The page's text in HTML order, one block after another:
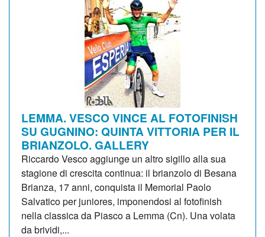
LEMMA. VESCO VINCE AL FOTOFINISH
SU GUGNINO: QUINTA VITTORIA PER IL
BRIANZOLO. GALLERY
Riccardo Vesco aggiunge un altro sigillo alla sua
stagione di crescita continua: il brianzolo di Besana
Brianza, 17 anni, conquista il Memorial Paolo
Salvatico per juniores, imponendosi al fotofinish
nella classica da Piasco a Lemma (Cn). Una volata
da brividi,...